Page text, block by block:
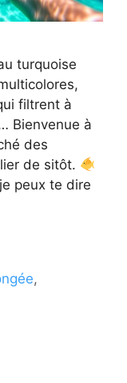
turquoise
filtrent à
Bienvenue à
des
de sitôt.
peux te dire
,